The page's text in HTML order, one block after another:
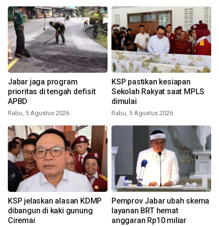
Jabar jaga program
prioritas di tengah defisit
APBD
Rabu, 5 Agustus 2026
KSP pastikan kesiapan
Sekolah Rakyat saat MPLS
dimulai
Rabu, 5 Agustus 2026
KSP jelaskan alasan KDMP
dibangun di kaki gunung
Ciremai
Pemprov Jabar ubah skema
layanan BRT hemat
anggaran Rp10 miliar